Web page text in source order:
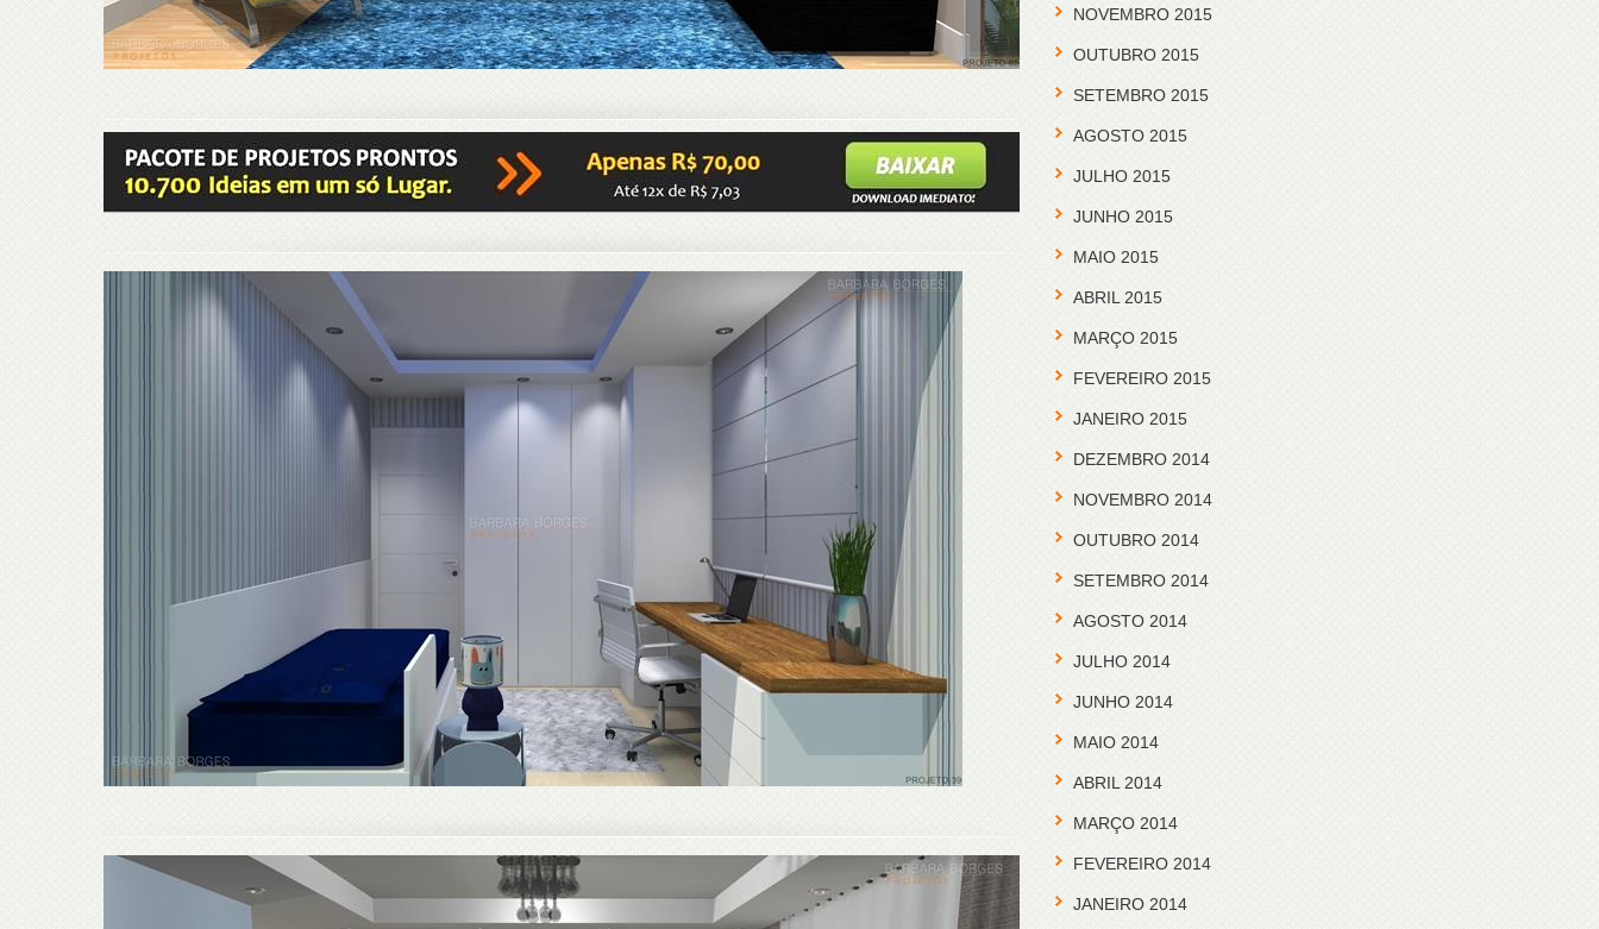
NOVEMBRO 2015
OUTUBRO 2015
SETEMBRO 2015
AGOSTO 2015
JULHO 2015
JUNHO 2015
MAIO 2015
ABRIL 2015
MARÇO 2015
FEVEREIRO 2015
JANEIRO 2015
DEZEMBRO 2014
NOVEMBRO 2014
OUTUBRO 2014
SETEMBRO 2014
AGOSTO 2014
JULHO 2014
JUNHO 2014
MAIO 2014
ABRIL 2014
MARÇO 2014
FEVEREIRO 2014
JANEIRO 2014